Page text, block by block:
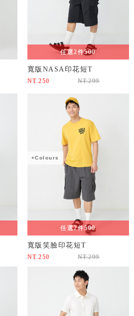
任選2件500
寬版NASA印花短T
NT.250 NT.299
+Colours
任選2件500
寬版笑臉印花短T
NT.250 NT.299